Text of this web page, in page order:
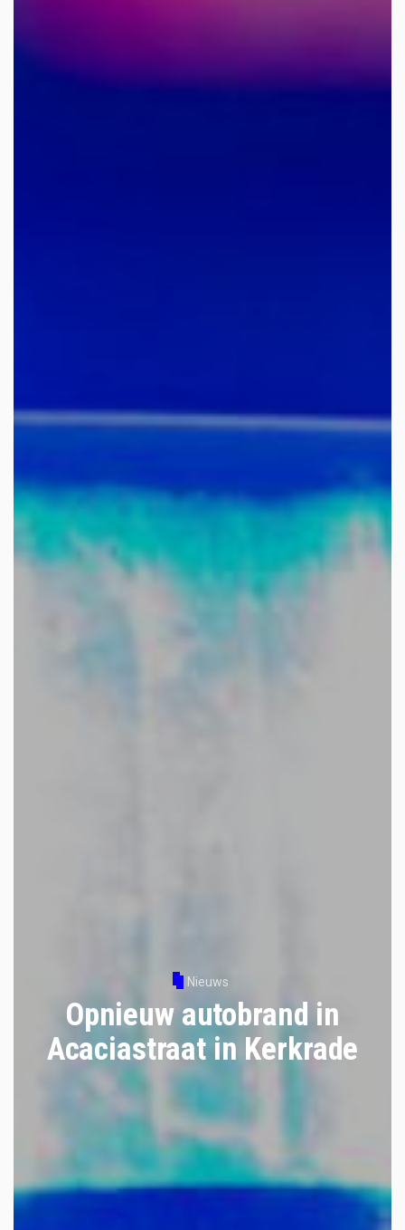
Nieuws
Opnieuw autobrand in
Acaciastraat in Kerkrade